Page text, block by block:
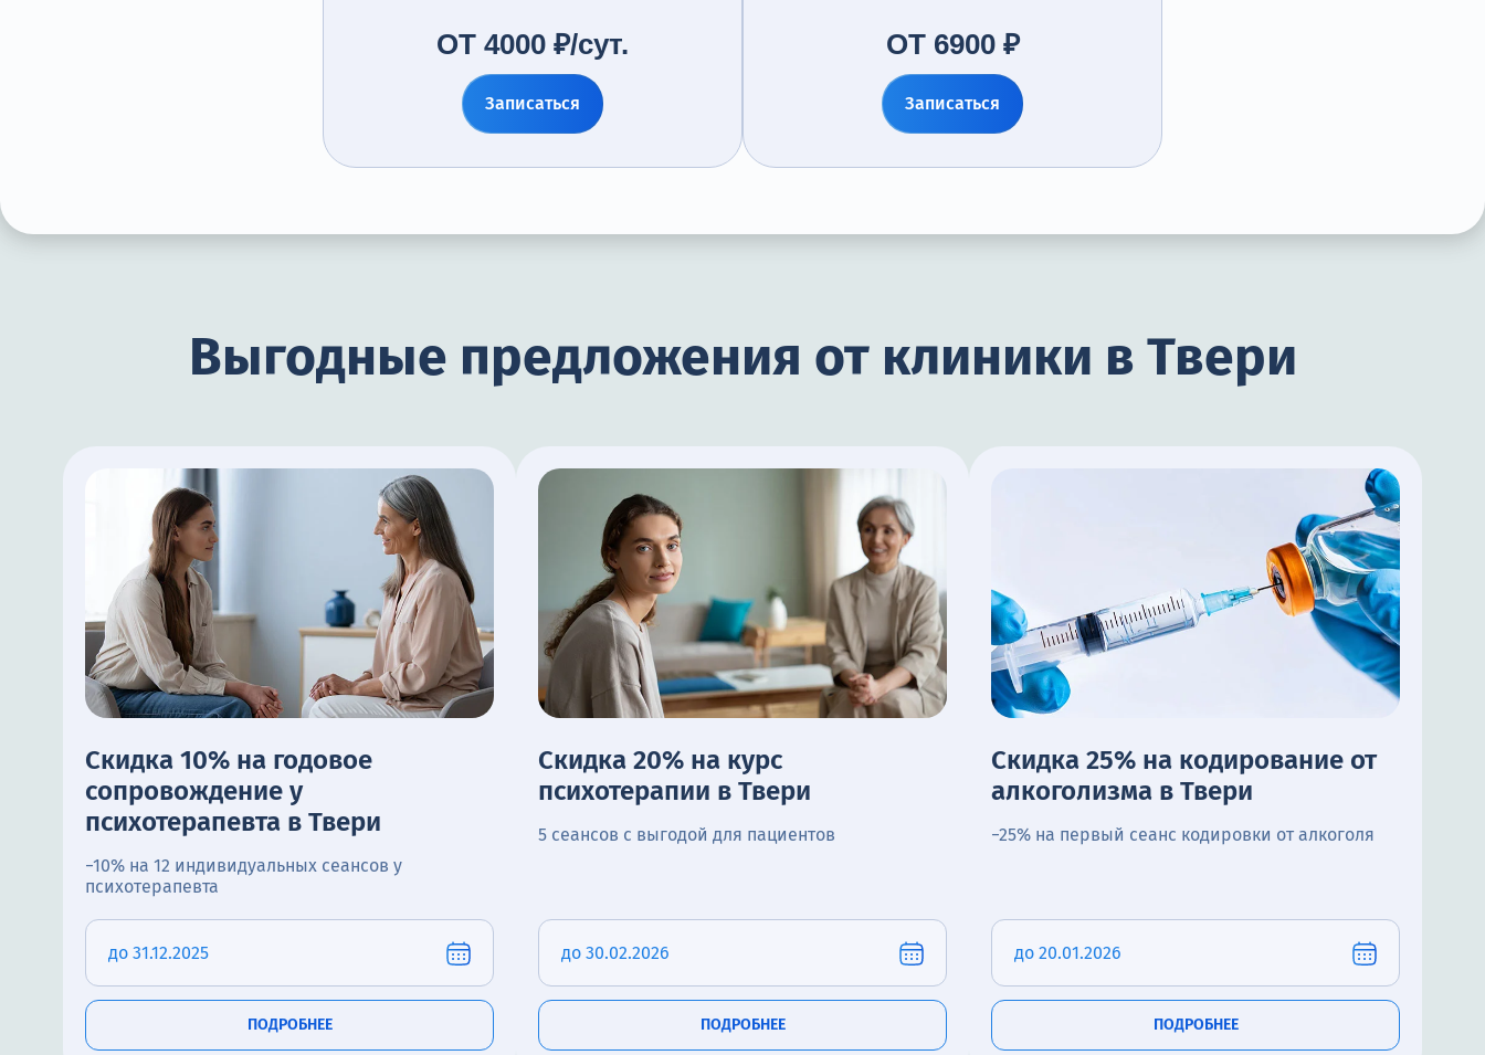
ОТ 4000 ₽/сут.
Записаться
ОТ 6900 ₽
Записаться
Выгодные предложения от клиники в Твери
Скидка 10% на годовое
сопровождение у
психотерапевта в Твери
−10% на 12 индивидуальных сеансов у
психотерапевта
до 31.12.2025
ПОДРОБНЕЕ
Скидка 20% на курс
психотерапии в Твери
5 сеансов с выгодой для пациентов
до 30.02.2026
ПОДРОБНЕЕ
Скидка 25% на кодирование от
алкоголизма в Твери
−25% на первый сеанс кодировки от алкоголя
до 20.01.2026
ПОДРОБНЕЕ